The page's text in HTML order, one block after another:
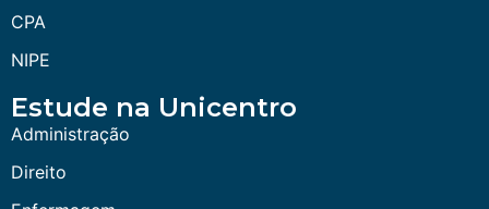
CPA
NIPE
Estude na Unicentro
Administração
Direito